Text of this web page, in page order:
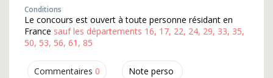
Commentaires 0 Note perso
Conditions
Le concours est ouvert à toute personne résidant en
France sauf les départements 16, 17, 22, 24, 29, 33, 35,
50, 53, 56, 61, 85